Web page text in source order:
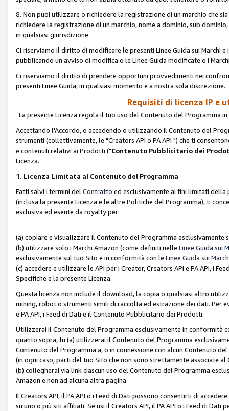
8. Non puoi utilizzare o richiedere la registrazione di un marchio che
richiedere la registrazione di un marchio, nome a dominio, sub
in qualsiasi giurisdizione.
Ci riserviamo il diritto di modificare le presenti Linee Guida sui Marchi
pubblicando un avviso di modifica o le Linee Guida modificate o i
Ci riserviamo il diritto di prendere opportuni provvedimenti nei
presenti Linee Guida, in qualsiasi momento e a nostra sola discrezione.
Requisiti di licenza IP e
La presente Licenza regola il tuo uso del Contenuto del Programma
Accettando l'Accordo, o accedendo o utilizzando il Contenuto del
strumenti (collettivamente, le "Creators API o PA API ") che ti
e contenuti relativi ai Prodotti ("Contenuto Pubblicitario dei
Licenza.
1. Licenza Limitata al Contenuto del Programma
Fatti salvi i termini del Contratto ed esclusivamente ai fini limitati
(inclusa la presente Licenza e le altre Politiche del Programma), ti
esclusiva ed esente da royalty per:
(a) copiare e visualizzare il Contenuto del Programma esclusivamente
(b) utilizzare solo i Marchi Amazon (come definiti nelle Linee Guida sui
esclusivamente sul tuo Sito e in conformità con le Linee Guida sui March
(c) accedere e utilizzare le API per i Creator, Creators API e PA API, i
Specifiche e la presente Licenza.
Questa licenza non include il download, la copia o qualsiasi altro
mining, robot o strumenti simili di raccolta ed estrazione dei dati. Per
e PA API, i Feed di Dati e il Contenuto Pubblicitario dei Prodotti.
Utilizzerai il Contenuto del Programma esclusivamente in conformità
quanto sopra, tu (a) utilizzerai il Contenuto del Programma
Contenuto del Programma a, o in connessione con alcun Contenuto
(in ogni caso, parti del tuo Sito che non sono strettamente associate
(b) collegherai via link ciascun uso del Contenuto del Programma
Amazon e non ad alcuna altra pagina.
Il Creators API, il PA API o i Feed di Dati possono consentirti di
su uno o più siti affiliati. Se usi il Creators API, il PA API o i Feed di